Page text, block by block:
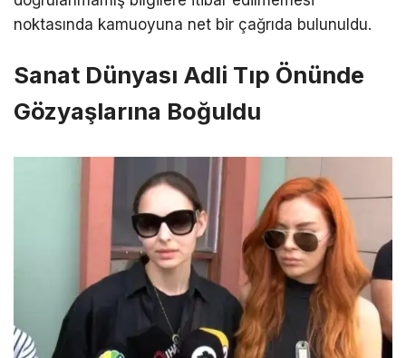
noktasında kamuoyuna net bir çağrıda bulunuldu.
Sanat Dünyası Adli Tıp Önünde
Gözyaşlarına Boğuldu